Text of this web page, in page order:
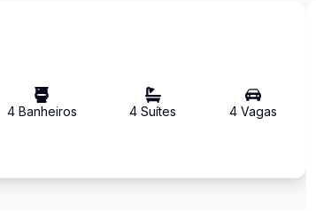
4Banheiros 4 Suítes 4Vagas